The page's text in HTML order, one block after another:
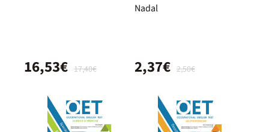
17,40€
16,53€
Nadal
2,50€
2,37€